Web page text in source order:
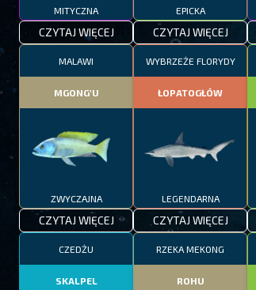
MITYCZNA
CZYTAJ WIĘCEJ
EPICKA
CZYTAJ WIĘCEJ
MALAWI
MGONG'U
ZWYCZAJNA
CZYTAJ WIĘCEJ
WYBRZEŻE FLORYDY
ŁOPATOGŁÓW
LEGENDARNA
CZYTAJ WIĘCEJ
CZEDŻU
SKALPEL
RZEKA MEKONG
ROHU